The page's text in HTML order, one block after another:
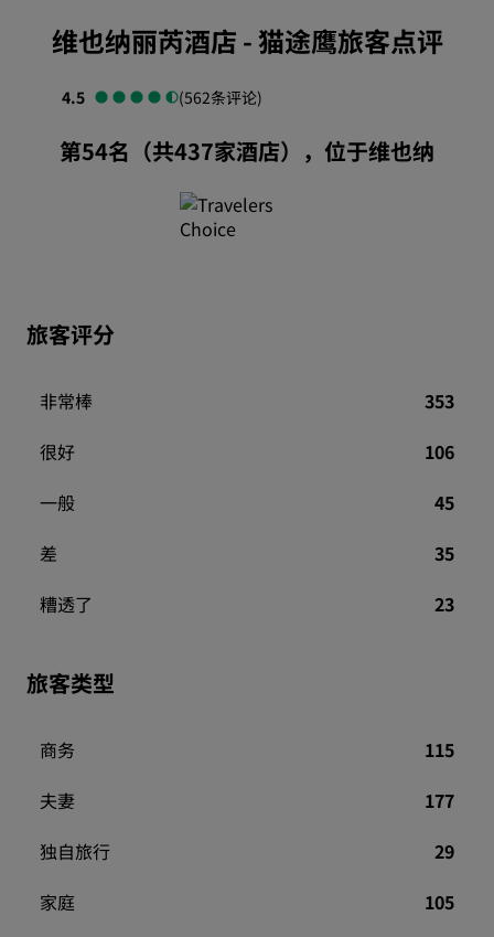
维也纳丽芮酒店 -猫途鹰旅客点评
4.5 (562条评论)
第54名（共437家酒店），位于维也纳
旅客评分
非常棒
353
很好
106
一般
45
差
35
糟透了
23
旅客类型
商务
115
夫妻
177
独自旅行
29
家庭
105